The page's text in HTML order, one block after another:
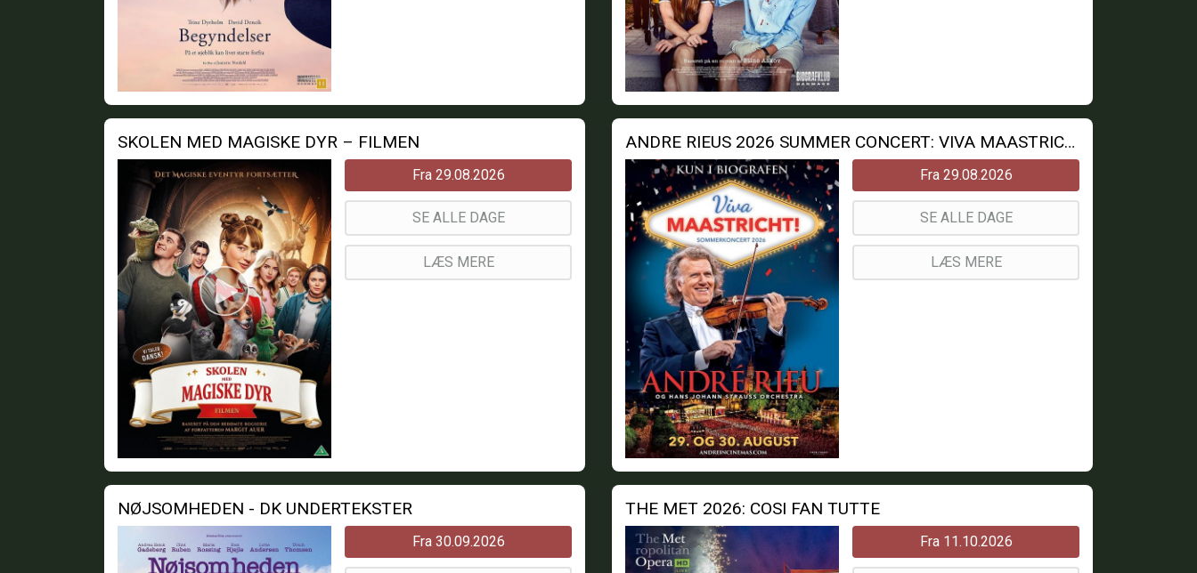
SKOLEN MED MAGISKE DYR – FILMEN
Fra 29.08.2026
SE ALLE DAGE
LÆS MERE
ANDRE RIEUS 2026 SUMMER CONCERT: VIVA MAASTRICHT!
Fra 29.08.2026
SE ALLE DAGE
LÆS MERE
NØJSOMHEDEN - DK UNDERTEKSTER
Fra 30.09.2026
THE MET 2026: COSI FAN TUTTE
Fra 11.10.2026